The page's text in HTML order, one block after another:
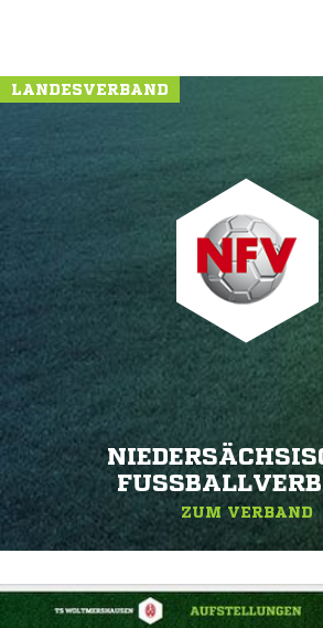
LANDESVERBAND
ZUM VERBAND